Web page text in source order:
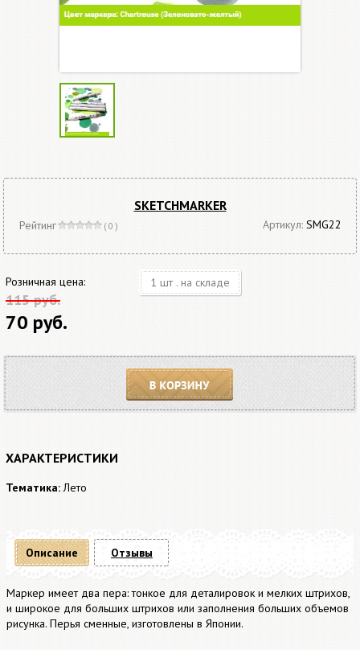
SKETCHMARKER
Рейтинг ( 0 ) Артикул: SMG22
Розничная цена:
115 руб.
70 руб.
1 шт . на складе
В корзину
ХАРАКТЕРИСТИКИ
Тематика: Лето
Описание
Маркер имеет два пера: тонкое для деталировок и мелких штрихов,
и широкое для больших штрихов или заполнения больших объемов
рисунка. Перья сменные, изготовлены в Японии.
Отзывы